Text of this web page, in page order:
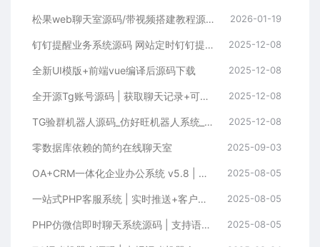
松果web聊天室源码/带视频搭建教程源码下载 2026-01-19
钉钉提醒业务系统源码 网站定时钉钉提醒业务系统 2025-12-08
全新UI模版+前端vue编译后源码下载 2025-12-08
全开源Tg账号源码 | 获取聊天记录+可修改地址 | 前端Vue+后端PHP完整 2025-12-08
TG验群机器人源码_仿好旺机器人系统_带后台及搭建教程 2025-12-08
零数据库依赖的简约在线聊天室 2025-09-03
OA+CRM一体化企业办公系统 v5.8 | 支持PC+手机端的智能管理平台 2025-08-05
一站式PHP客服系统 | 实时推送+客户管理+聊天功能 2025-08-05
PHP仿微信即时聊天系统源码 | 支持语音视频的H5聊天系统源码下载 2025-08-05